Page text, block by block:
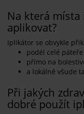
Na která
aplikovat?
Iplikátor se obvykle
podél celé
přímo na
a lokálně všude
Při jakých
dobré použít